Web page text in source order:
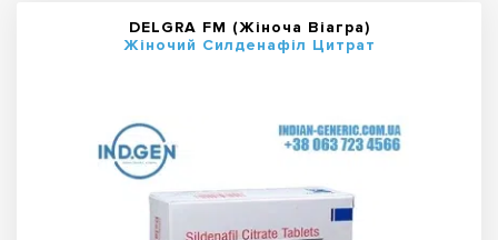
DELGRA FM (Жіноча Віагра)
Жіночий Силденафіл Цитрат